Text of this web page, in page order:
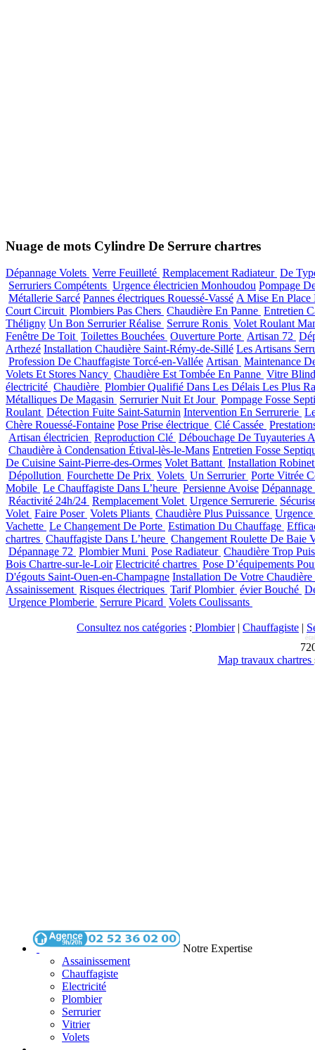
Notre Expertise
Assainissement
Chauffagiste
Electricité
Plombier
Serrurier
Vitrier
Volets
Nuage de mots Cylindre De Serrure chartres
Dépannage Volets Verre Feuilleté Remplacement Radiateur De
Serruriers Compétents Urgence électricien Monhoudou Pompage
Métallerie Sarcé Pannes électriques Rouessé-Vassé A Mise En Place
Court Circuit Plombiers Pas Chers Chaudière En Panne Entretien
Théligny Un Bon Serrurier Réalise Serrure Ronis Volet Roulant
Fenêtre De Toit Toilettes Bouchées Ouverture Porte Artisan 72
Arthezé Installation Chaudière Saint-Rémy-de-Sillé Les Artisans
Profession De Chauffagiste Torcé-en-Vallée Artisan Maintenance
Volets Et Stores Nancy Chaudière Est Tombée En Panne Vitre
électricité Chaudière Plombier Qualifié Dans Les Délais Les Plus
Métalliques De Magasin Serrurier Nuit Et Jour Pompage Fosse
Roulant Détection Fuite Saint-Saturnin Intervention En Serrurerie
Chère Rouessé-Fontaine Pose Prise électrique Clé Cassée
Artisan électricien Reproduction Clé Débouchage De Tuyauteries
Chaudière à Condensation Étival-lès-le-Mans Entretien Fosse
De Cuisine Saint-Pierre-des-Ormes Volet Battant Installation
Dépollution Fourchette De Prix Volets Un Serrurier Porte Vitrée
Mobile Le Chauffagiste Dans L’heure Persienne Avoise
Réactivité 24h/24 Remplacement Volet Urgence Serrurerie
Volet Faire Poser Volets Pliants Chaudière Plus Puissance Urgence
Vachette Le Changement De Porte Estimation Du Chauffage
chartres Chauffagiste Dans L’heure Changement Roulette De Baie
Dépannage 72 Plombier Muni Pose Radiateur Chaudière Trop
Bois Chartre-sur-le-Loir Electricité chartres Pose D’équipements
D'égouts Saint-Ouen-en-Champagne Installation De Votre Chaudière
Assainissement Risques électriques Tarif Plombier évier Bouché
Urgence Plomberie Serrure Picard Volets Coulissants
Consultez nos catégories : Plombier| Chauffagiste |
Map travaux chartres